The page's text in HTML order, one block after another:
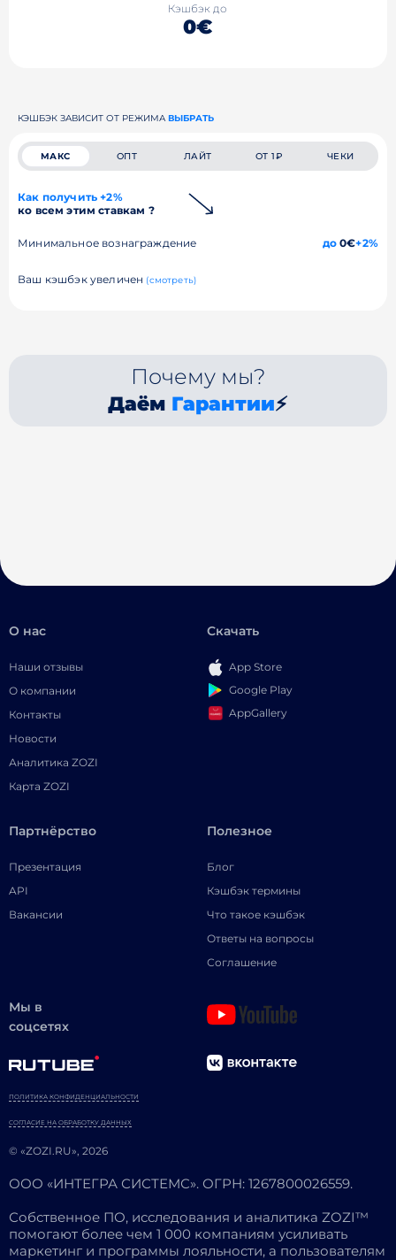
Кэшбэк до
0€
КЭШБЭК ЗАВИСИТ ОТ РЕЖИМА ВЫБРАТЬ
МАКС ОПТ ЛАЙТ ОТ 1₽ ЧЕКИ
Как получить +2%
ко всем этим ставкам ?
Минимальное вознаграждение до0€+2%
Ваш кэшбэк увеличен (смотреть)
Почему мы?
Даём Гарантии⚡
О нас
Наши отзывы
О компании
Контакты
Новости
Аналитика ZOZI
Карта ZOZI
Скачать
App Store
Google Play
AppGallery
Партнёрство
Презентация
API
Вакансии
Полезное
Блог
Кэшбэк термины
Что такое кэшбэк
Ответы на вопросы
Соглашение
Мы в
соцсетях
© «ZOZI.RU», 2026
ПОЛИТИКА КОНФИДЕНЦИАЛЬНОСТИ
СОГЛАСИЕ НА ОБРАБОТКУ ДАННЫХ
ООО «ИНТЕГРА СИСТЕМС». ОГРН: 1267800026559.
Собственное ПО, исследования и аналитика ZOZI™
помогают более чем 1 000 компаниям усиливать
маркетинг и программы лояльности, а пользователям